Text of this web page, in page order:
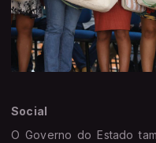
Social
O Governo do Estado